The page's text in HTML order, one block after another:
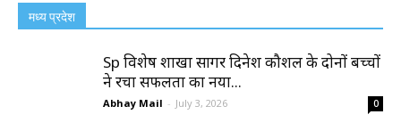
मध्य प्रदेश
Sp विशेष शाखा सागर दिनेश कौशल के दोनों बच्चों
ने रचा सफलता का नया...
Abhay Mail - July 3, 2026 0